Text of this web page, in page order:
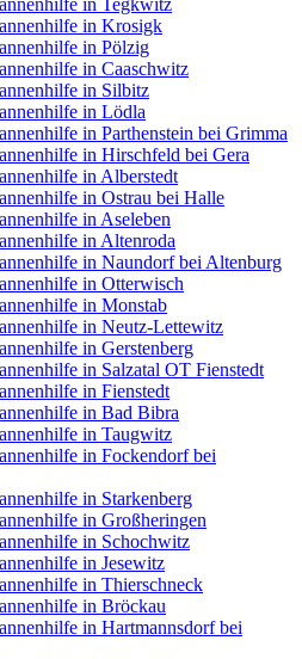
in Tegkwitz
in Krosigk
in Pölzig
in Caaschwitz
in Silbitz
in Lödla
in Parthenstein bei Grimma
in Hirschfeld bei Gera
in Alberstedt
in Ostrau bei Halle
in Aseleben
in Altenroda
in Naundorf bei Altenburg
in Otterwisch
in Monstab
in Neutz-Lettewitz
in Gerstenberg
in Salzatal OT Fienstedt
in Fienstedt
in Bad Bibra
in Taugwitz
in Fockendorf bei
in Starkenberg
in Großheringen
in Schochwitz
in Jesewitz
in Thierschneck
in Bröckau
in Hartmannsdorf bei